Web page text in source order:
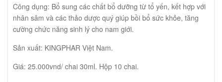
Công dụng: Bổ sung các chất bổ dưỡng từ tổ yến, kết hợp với
nhân sâm và các thảo dược quý giúp bồi bổ sức khỏe, tăng
cường chức năng sinh lý cho nam giới.
Sản xuất: KINGPHAR Việt Nam.
Giá: 25.000vnd/ chai 30ml. Hộp 10 chai.